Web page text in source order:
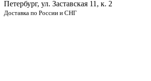
Петербург, ул. Заставская 11, к. 2
Доставка по России и СНГ